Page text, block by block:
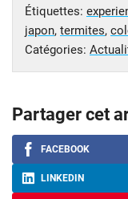
Étiquettes:
japon, termites,
Catégories:
Partager cet
FACEBOOK
LINKEDIN